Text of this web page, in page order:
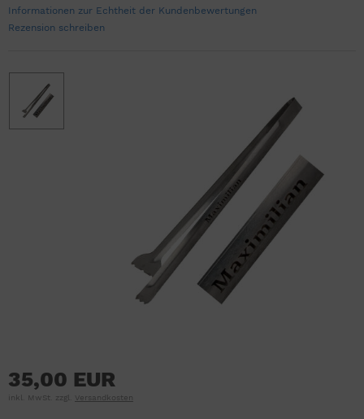
Informationen zur Echtheit der Kundenbewertungen
Rezension schreiben
35,00 EUR
inkl. MwSt. zzgl. Versandkosten